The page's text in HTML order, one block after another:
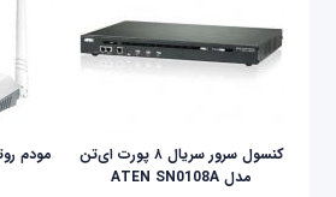
کنسول سرور سریال ۸ پورت ای‌تن
مدل ATEN SN0108A